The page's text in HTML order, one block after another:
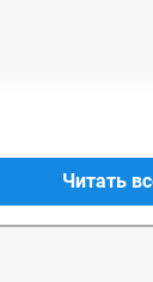
Читать